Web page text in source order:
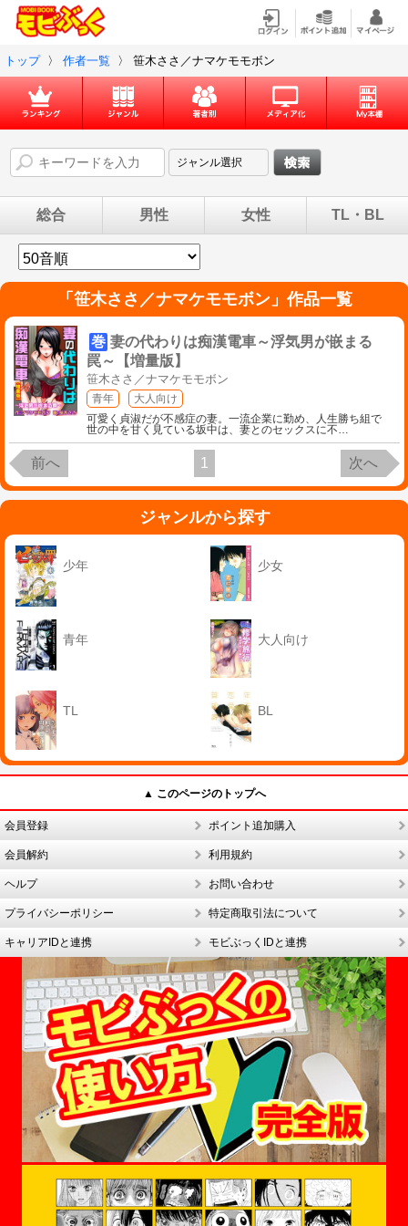
トップ 〉 作者一覧 〉 笹木ささ／ナマケモモボン
総合 男性 女性 TL・BL
「 笹木ささ／ナマケモモボン」作品一覧
巻 妻の代わりは痴漢電車～浮気男が嵌まる
罠～【増量版】
笹木ささ／ナマケモモボン
青年
大人向け
可愛く貞淑だが不感症の妻。一流企業に勤め、人生勝ち組で
世の中を甘く見ている坂中は、妻とのセックスに不…
前へ 1 次へ
ジャンルから探す
少年 少女
青年 大人向け
TL BL
▲ このページのトップへ
会員登録 ポイント追加購入
会員解約 利用規約
ヘルプ お問い合わせ
プライバシーポリシー 特定商取引法について
キャリアIDと連携 モビぶっくIDと連携